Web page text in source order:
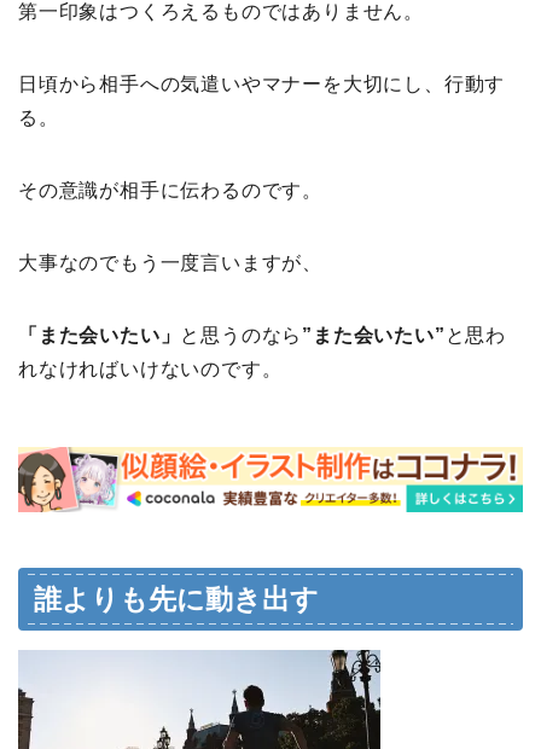
第一印象はつくろえるものではありません。
日頃から相手への気遣いやマナーを大切にし、行動す
る。
その意識が相手に伝わるのです。
大事なのでもう一度言いますが、
「また会いたい」 と思うのなら ”また会いたい” と思わ
れなければいけないのです。
誰よりも先に動き出す